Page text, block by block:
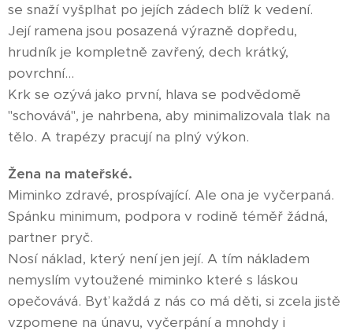
se snaží vyšplhat po jejích zádech blíž k vedení.
Její ramena jsou posazená výrazně dopředu,
hrudník je kompletně zavřený, dech krátký,
povrchní...
Krk se ozývá jako první, hlava se podvědomě
"schovává", je nahrbena, aby minimalizovala tlak na
tělo. A trapézy pracují na plný výkon.
Žena na mateřské.
Miminko zdravé, prospívající. Ale ona je vyčerpaná.
Spánku minimum, podpora v rodině téměř žádná,
partner pryč.
Nosí náklad, který není jen její. A tím nákladem
nemyslím vytoužené miminko které s láskou
opečovává. Byť každá z nás co má děti, si zcela jistě
vzpomene na únavu, vyčerpání a mnohdy i